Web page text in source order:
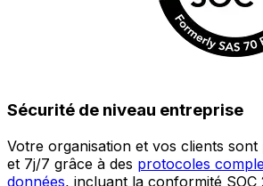
Sécurité de niveau entreprise
Votre organisation et vos clients
et 7j/7 grâce à des protocoles
données, incluant la conformité SOC